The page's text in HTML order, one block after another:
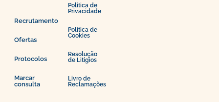
Recrutamento
Ofertas
Protocolos
Marcar
consulta
Política de
Privacidade
Política de
Cookies
Resolução
de Litígios
Livro de
Reclamações